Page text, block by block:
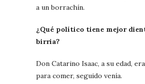
a un borrachín.
¿Qué político tiene mejor
birria?
Don Catarino Isaac, a su edad,
para comer, seguido venía.